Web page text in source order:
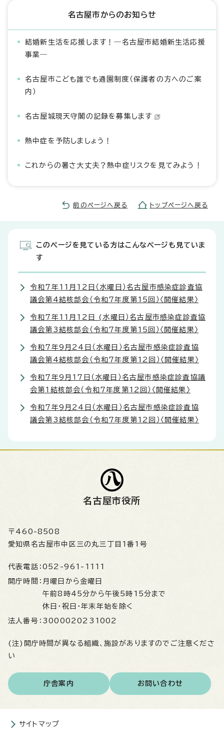
名古屋市からのお知らせ
結婚新生活を応援します！―名古屋市結婚新生活応援
事業―
名古屋市こども誰でも通園制度（保護者の方へのご案
内）
名古屋城現天守閣の記録を募集します
熱中症を予防しましょう！
これからの暑さ大丈夫？熱中症リスクを見てみよう！
前のページへ戻る トップページへ戻る
このページを見ている方はこんなページも見ていま
す
令和7年11月12日（水曜日）名古屋市感染症診査協
議会第4結核部会（令和7年度第15回）〈開催結果〉
令和7年11月12日 (水曜日）名古屋市感染症診査協
議会第3結核部会（令和7年度第15回）〈開催結果〉
令和7年9月24日（水曜日）名古屋市感染症診査協
議会第4結核部会（令和7年度第12回）〈開催結果〉
令和7年9月17日（水曜日）名古屋市感染症診査協議
会第1結核部会（令和7年度第12回）〈開催結果〉
令和7年9月24日（水曜日）名古屋市感染症診査協
議会第3結核部会（令和7年度第12回）〈開催結果〉
名古屋市役所
〒460-8508
愛知県名古屋市中区三の丸三丁目1番1号
代表電話： 052-961-1111
開庁時間： 月曜日から金曜日
午前8時45分から午後5時15分まで
休日・祝日・年末年始を除く
法人番号： 3000020231002
(注)開庁時間が異なる組織、施設がありますのでご注意くださ
い
庁舎案内 お問い合わせ
サイトマップ